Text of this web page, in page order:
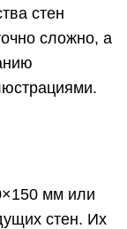
стен
сложно, а
мм или
стен. Их